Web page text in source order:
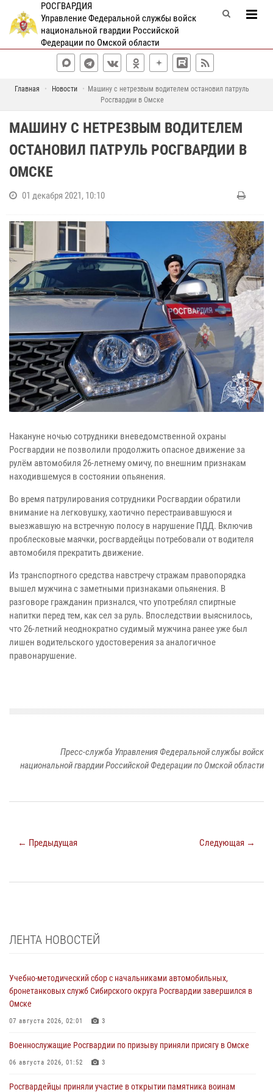
РОСГВАРДИЯ
Управление Федеральной службы войск
национальной гвардии Российской
Федерации по Омской области
Главная Новости
Машину с нетрезвым водителем остановил патруль
Росгвардии в Омске
МАШИНУ С НЕТРЕЗВЫМ ВОДИТЕЛЕМ
ОСТАНОВИЛ ПАТРУЛЬ РОСГВАРДИИ В
ОМСКЕ
01 декабря 2021, 10:10
Накануне ночью сотрудники вневедомственной охраны
Росгвардии не позволили продолжить опасное движение за
рулём автомобиля 26-летнему омичу, по внешним признакам
находившемуся в состоянии опьянения.
Во время патрулирования сотрудники Росгвардии обратили
внимание на легковушку, хаотично перестраивавшуюся и
выезжавшую на встречную полосу в нарушение ПДД. Включив
проблесковые маячки, росгвардейцы потребовали от водителя
автомобиля прекратить движение.
Из транспортного средства навстречу стражам правопорядка
вышел мужчина с заметными признаками опьянения. В
разговоре гражданин признался, что употреблял спиртные
напитки перед тем, как сел за руль. Впоследствии выяснилось,
что 26-летний неоднократно судимый мужчина ранее уже был
лишен водительского удостоверения за аналогичное
правонарушение.
Пресс-служба Управления Федеральной службы войск
национальной гвардии Российской Федерации по Омской области
← Предыдущая Следующая →
ЛЕНТА НОВОСТЕЙ
Учебно-методический сбор с начальниками автомобильных,
бронетанковых служб Сибирского округа Росгвардии завершился в
Омске
07 августа 2026, 02:01 3
Военнослужащие Росгвардии по призыву приняли присягу в Омске
06 августа 2026, 01:52 3
Росгвардейцы приняли участие в открытии памятника воинам